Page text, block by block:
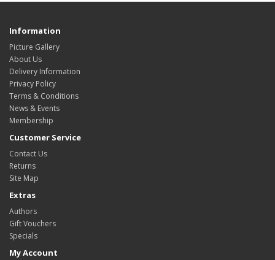
Information
Picture Gallery
About Us
Delivery Information
Privacy Policy
Terms & Conditions
News & Events
Membership
Customer Service
Contact Us
Returns
Site Map
Extras
Authors
Gift Vouchers
Specials
My Account